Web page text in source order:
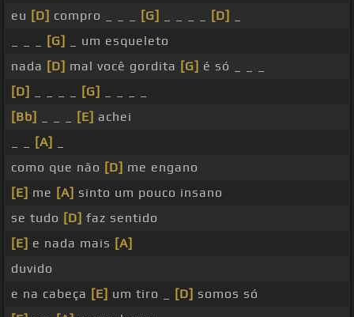
eu [D] compro _ _ _ [G] [D]
[G]
_ um esqueleto
nada [D] mal você gordita [G] é só _ _ _
[D]
[G]
[Bb]
[E] achei
[A]
como que não [D] me engano
[E] me [A] sinto um pouco insano
se tudo [D] faz sentido
[E] e nada mais [A]
duvido
e na cabeça [E] um tiro _ [D] somos só